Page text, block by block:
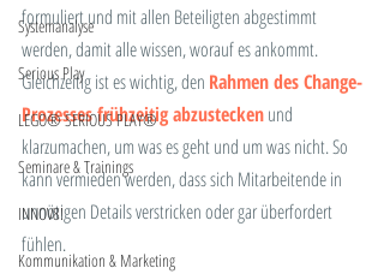
Systemanalyse
Serious Play
LEGO® SERIOUS PLAY®
Seminare & Trainings
INNOV8!
Kommunikation & Marketing
formuliert und mit allen Beteiligten abgestimmt
werden, damit alle wissen, worauf es ankommt.
Gleichzeitig ist es wichtig, den Rahmen des Change-
Prozesses frühzeitig abzustecken und
klarzumachen, um was es geht und um was nicht. So
kann vermieden werden, dass sich Mitarbeitende in
unnötigen Details verstricken oder gar überfordert
fühlen.